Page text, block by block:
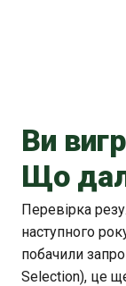
Ви
Що
Перевірка
наступного
побачили
Selection), це